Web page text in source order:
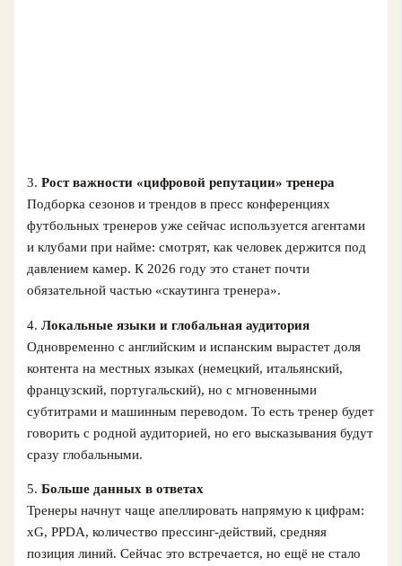
3.Рост важности «цифровой репутации» тренера
Подборка сезонов и трендов в пресс конференциях
футбольных тренеров уже сейчас используется агентами
и клубами при найме: смотрят, как человек держится под
давлением камер. К 2026 году это станет почти
обязательной частью «скаутинга тренера».
4.Локальные языки и глобальная аудитория
Одновременно с английским и испанским вырастет доля
контента на местных языках (немецкий, итальянский,
французский, португальский), но с мгновенными
субтитрами и машинным переводом. То есть тренер будет
говорить с родной аудиторией, но его высказывания будут
сразу глобальными.
5.Больше данных в ответах
Тренеры начнут чаще апеллировать напрямую к цифрам:
xG, PPDA, количество прессинг‑действий, средняя
позиция линий. Сейчас это встречается, но ещё не стало